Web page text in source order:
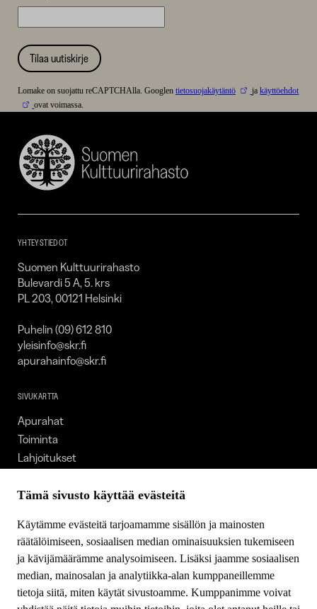
Tämä sivusto käyttää evästeitä
Käytämme evästeitä tarjoamamme sisällön ja mainosten
räätälöimiseen, sosiaalisen median ominaisuuksien tukemiseen
ja kävijämäärämme analysoimiseen. Lisäksi jaamme sosiaalisen
median, mainosalan ja analytiikka-alan kumppaneillemme
tietoja siitä, miten käytät sivustoamme. Kumppanimme voivat
Tilaa uutiskirje
Lomake on suojattu reCAPTCHAlla. Googlen tietosuojakäytäntö jakäyttöehdot
ovat voimassa.
Suomen
Kulttuurirahasto
YHTEYSTIEDOT
Suomen Kulttuurirahasto
Bulevardi 5 A, 5. krs
PL 203, 00121 Helsinki
Puhelin (09) 612 810
yleisinfo@skr.fi
apurahainfo@skr.fi
SIVUKARTTA
Apurahat
Toiminta
Lahjoitukset
Ajankohtaista
Yhteystiedot
SEURAA MEITÄ
Facebook